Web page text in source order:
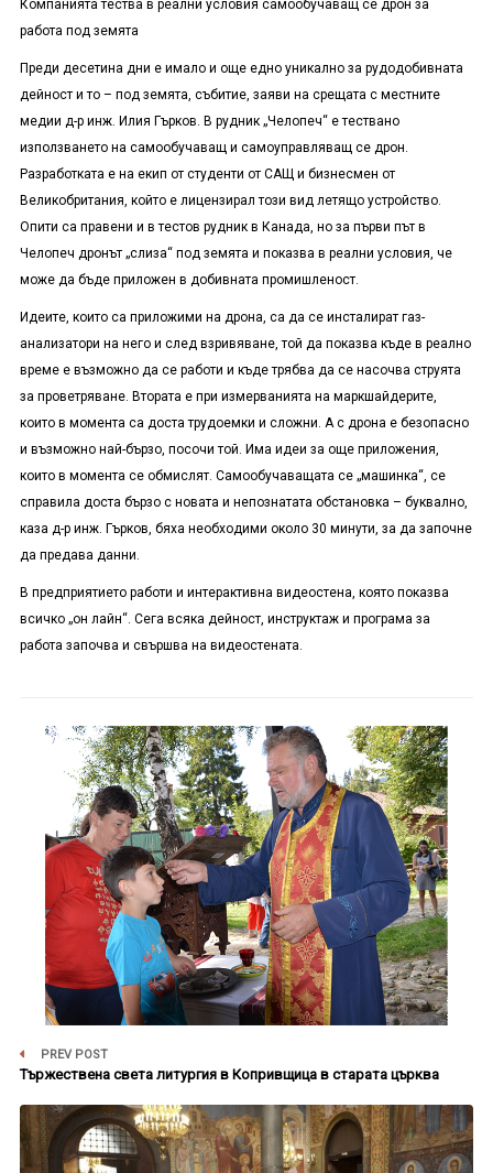
Компанията тества в реални условия самообучаващ се дрон за
работа под земята
Преди десетина дни е имало и още едно уникално за рудодобивната
дейност и то – под земята, събитие, заяви на срещата с местните
медии д-р инж. Илия Гърков. В рудник „Челопеч“ е тествано
използването на самообучаващ и самоуправляващ се дрон.
Разработката е на екип от студенти от САЩ и бизнесмен от
Великобритания, който е лицензирал този вид летящо устройство.
Опити са правени и в тестов рудник в Канада, но за първи път в
Челопеч дронът „слиза“ под земята и показва в реални условия, че
може да бъде приложен в добивната промишленост.
Идеите, които са приложими на дрона, са да се инсталират газ-
анализатори на него и след взривяване, той да показва къде в реално
време е възможно да се работи и къде трябва да се насочва струята
за проветряване. Втората е при измерванията на маркшайдерите,
които в момента са доста трудоемки и сложни. А с дрона е безопасно
и възможно най-бързо, посочи той. Има идеи за още приложения,
които в момента се обмислят. Самообучаващата се „машинка“, се
справила доста бързо с новата и непознатата обстановка – буквално,
каза д-р инж. Гърков, бяха необходими около 30 минути, за да започне
да предава данни.
В предприятието работи и интерактивна видеостена, която показва
всичко „он лайн“. Сега всяка дейност, инструктаж и програма за
работа започва и свършва на видеостената.
PREV POST
Тържествена света литургия в Копривщица в старата църква